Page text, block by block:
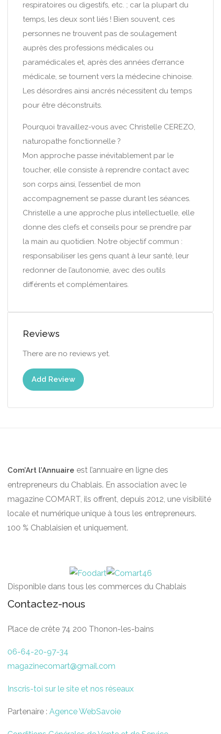
respiratoires ou digestifs, etc. ; car la plupart du
temps, les deux sont liés ! Bien souvent, ces
personnes ne trouvent pas de soulagement
auprès des professions médicales ou
paramédicales et, après des années d’errance
médicale, se tournent vers la médecine chinoise.
Les désordres ainsi ancrés nécessitent du temps
pour être déconstruits.
Pourquoi travaillez-vous avec Christelle CEREZO,
naturopathe fonctionnelle ?
Mon approche passe inévitablement par le
toucher, elle consiste à reprendre contact avec
son corps ainsi, l’essentiel de mon
accompagnement se passe durant les séances.
Christelle a une approche plus intellectuelle, elle
donne des clefs et conseils pour se prendre par
la main au quotidien. Notre objectif commun :
responsabiliser les gens quant à leur santé, leur
redonner de l’autonomie, avec des outils
différents et complémentaires.
Reviews
There are no reviews yet.
Add Review
Com’Art l’Annuaire est l’annuaire en ligne des
entrepreneurs du Chablais. En association avec le
magazine COM’ART, ils offrent, depuis 2012, une visibilité
locale et numérique unique à tous les entrepreneurs.
100 % Chablaisien et uniquement.
Disponible dans tous les commerces du Chablais
Contactez-nous
Place de crête 74 200 Thonon-les-bains
06-64-20-97-34
magazinecomart@gmail.com
Inscris-toi sur le site et nos réseaux
Partenaire : Agence WebSavoie